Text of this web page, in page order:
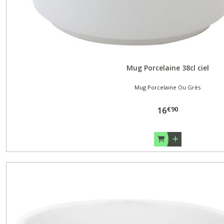
Mug Porcelaine 38cl ciel
Mug Porcelaine Ou Grès
16€90